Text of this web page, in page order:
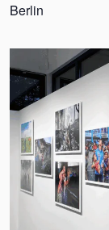
Berlin